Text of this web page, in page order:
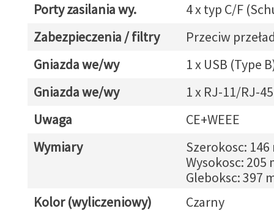
Porty zasilania wy.
4 x typ C/F
Zabezpieczenia / filtry
Przeciw
Gniazda we/wy
1 x USB (Type
Gniazda we/wy
1 x RJ-11/RJ-45
Uwaga
CE+WEEE
Wymiary
Szerokosc: 146
Wysokosc: 205
Gleboksc: 397
Kolor (wyliczeniowy)
Czarny